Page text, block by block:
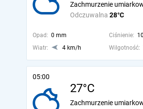
Odczuwalna 28°C
Zachmurzenie
Opad: 0 mm Ciśnienie:
Wiatr:
4 km/h Wilgotność:
05:00
27°C
Zachmurzenie